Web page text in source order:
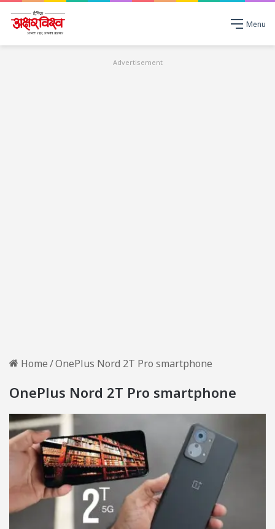
Menu
Advertisement
Home/OnePlus Nord 2T Pro smartphone
OnePlus Nord 2T Pro smartphone